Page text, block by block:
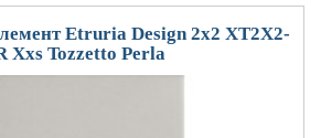
Etruria Design 2x2 XT2X2-
Xxs Tozzetto Perla